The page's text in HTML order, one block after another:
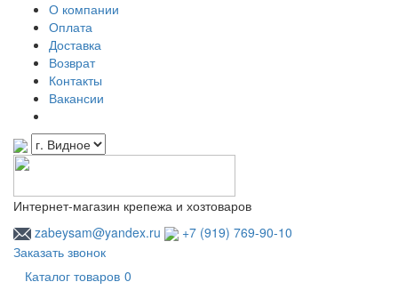
О компании
Оплата
Доставка
Возврат
Контакты
Вакансии
Интернет-магазин крепежа и хозтоваров
zabeysam@yandex.ru
+7 (919) 769-90-10
Заказать звонок
Каталог товаров 0